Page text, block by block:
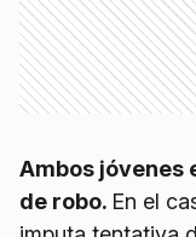
Ambos jóvenes
de robo. En el